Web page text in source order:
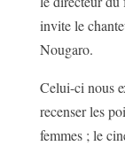
invite le
Nougaro.
Celui-ci nous
recenser les
femmes ; le